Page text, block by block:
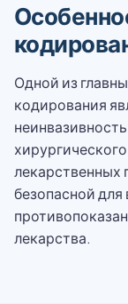
Одной из
кодирования
лекарственных
безопасной для
лекарства.